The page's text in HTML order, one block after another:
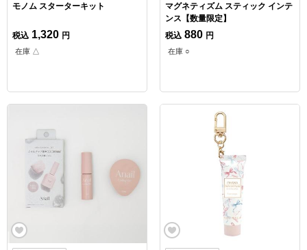
モノム スターターキット
税込 1,320 円
在庫 △
マグネティズム スティック インテ
ンス【数量限定】
税込 880 円
在庫 ○